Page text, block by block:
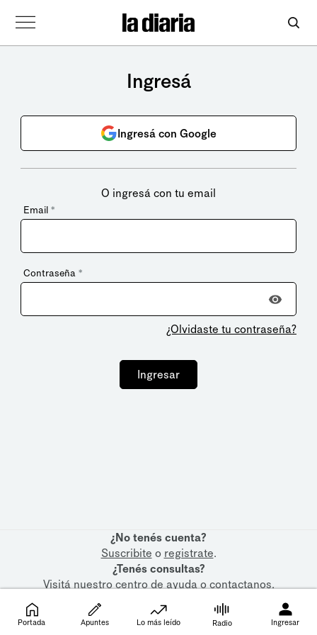
Ingresá
Ingresá con Google
O ingresá con tu email
Email *
Contraseña *
¿Olvidaste tu contraseña?
Ingresar
¿No tenés cuenta?
Suscribite o registrate.
¿Tenés consultas?
Visitá nuestrocentro de ayudaocontactanos.
Portada Apuntes Lo más leído Radio Ingresar